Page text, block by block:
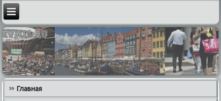
Главная